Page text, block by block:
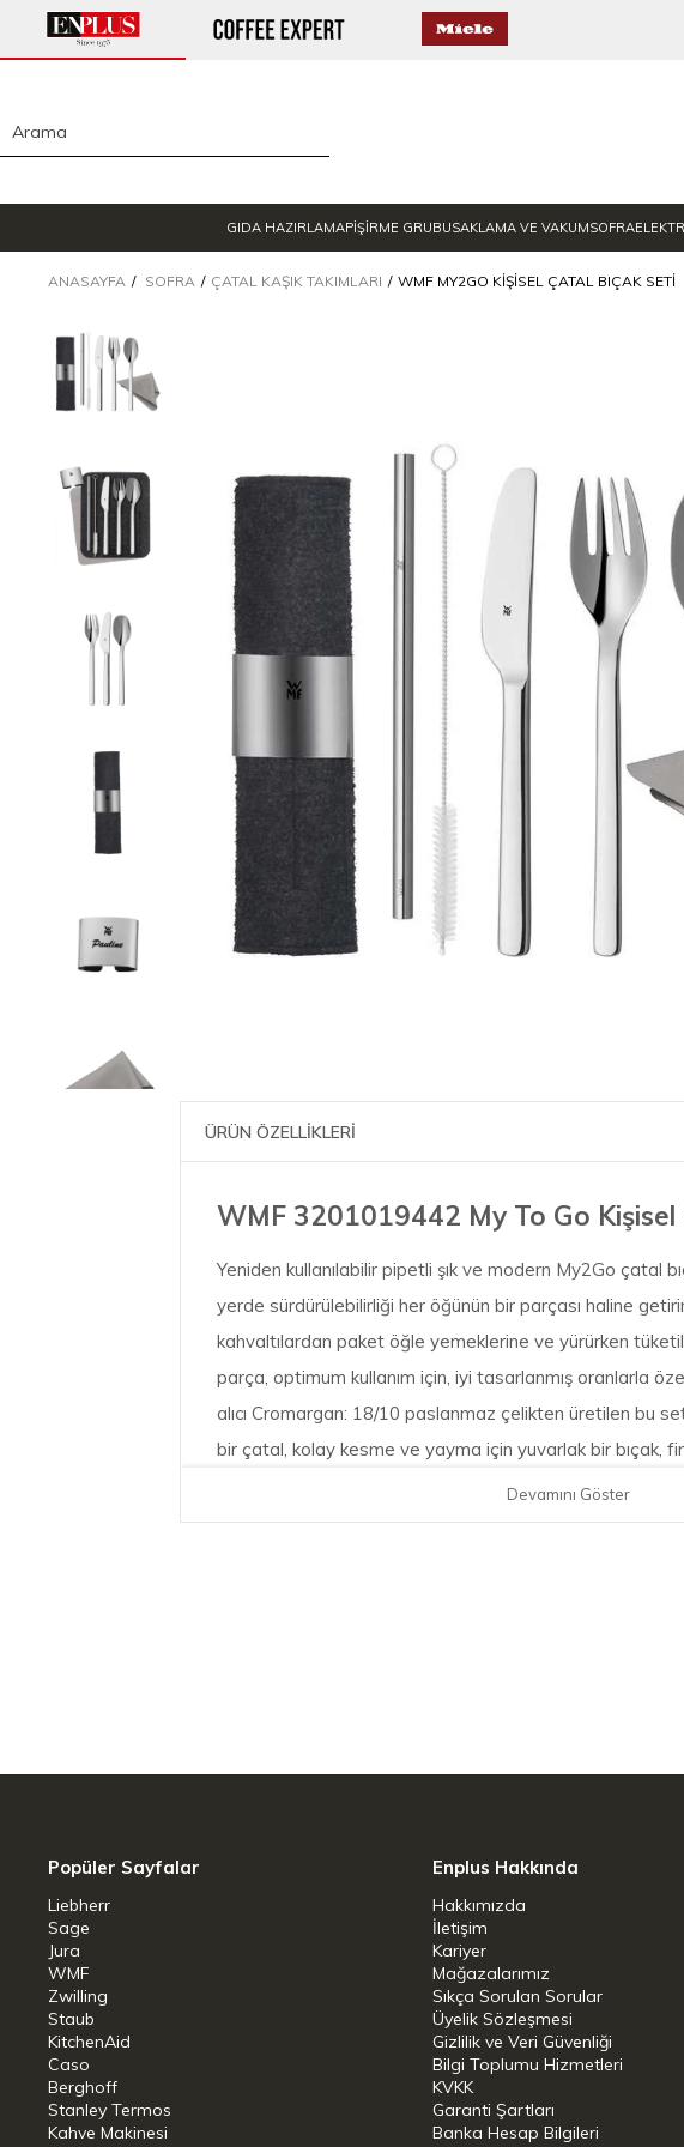
GIDA HAZIRLAMAPİŞİRME GRUBUSAKLAMA VE VAKUMSOFRA
ANASAYFA SOFRA ÇATAL KAŞIK TAKIMLARI WMF MY2GO KIŞISEL ÇATAL BIÇAK SETI
ÜRÜN ÖZELLİKLERİ
WMF 3201019442 My To Go Kişisel
Yeniden kullanılabilir pipetli şık ve modern My2Go çatal
yerde sürdürülebilirliği her öğünün bir parçası haline
kahvaltılardan paket öğle yemeklerine ve yürürken
parça, optimum kullanım için, iyi tasarlanmış oranlarla
alıcı Cromargan: 18/10 paslanmaz çelikten üretilen bu
bir çatal, kolay kesme ve yayma için yuvarlak bir bıçak,
ulaşmak için küçük ama derin bir kaşık ve lezzetli
temizleme fırçası ile pipet içerir. Tek kullanımlık sofra
Devamını Göster
Popüler Sayfalar
Liebherr
Sage
Jura
WMF
Zwilling
Staub
KitchenAid
Caso
Berghoff
Stanley Termos
Kahve Makinesi
Enplus Hakkında
Hakkımızda
İletişim
Kariyer
Mağazalarımız
Sıkça Sorulan Sorular
Üyelik Sözleşmesi
Gizlilik ve Veri Güvenliği
Bilgi Toplumu Hizmetleri
KVKK
Garanti Şartları
Banka Hesap Bilgileri